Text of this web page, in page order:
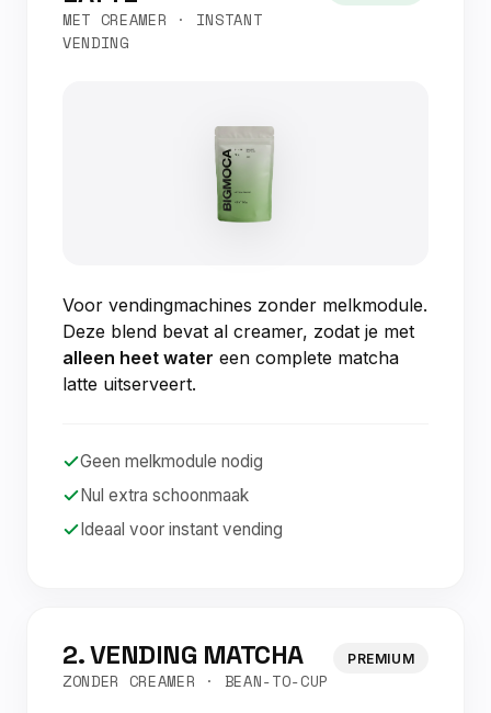
MET CREAMER · INSTANT
VENDING
Voor vendingmachines zonder melkmodule.
Deze blend bevat al creamer, zodat je met
alleen heet water een complete matcha
latte uitserveert.
Geen melkmodule nodig
Nul extra schoonmaak
Ideaal voor instant vending
2. VENDING MATCHA
ZONDER CREAMER · BEAN-TO-CUP
PREMIUM